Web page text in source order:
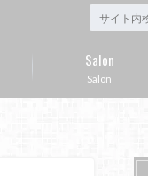
Salon
Salon